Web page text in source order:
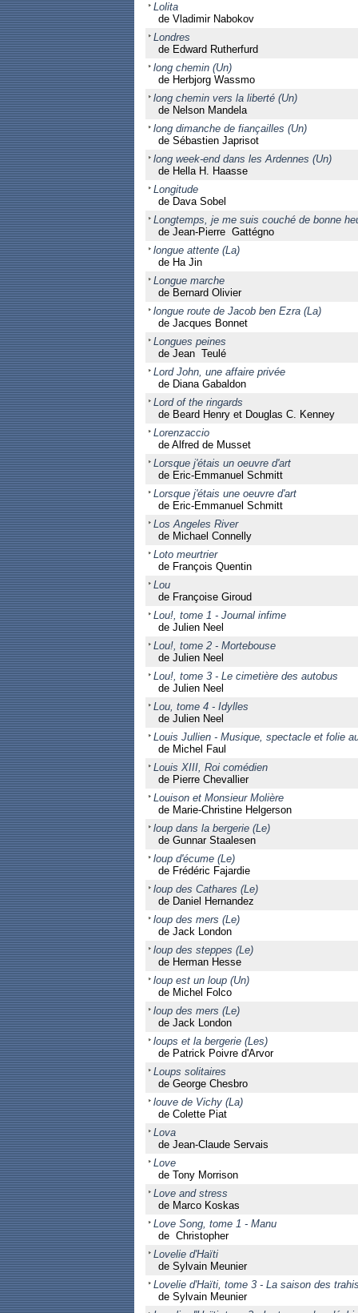
Lolita
de Vladimir Nabokov
Londres
de Edward Rutherfurd
long chemin (Un)
de Herbjorg Wassmo
long chemin vers la liberté (Un)
de Nelson Mandela
long dimanche de fiançailles (Un)
de Sébastien Japrisot
long week-end dans les Ardennes (Un)
de Hella H. Haasse
Longitude
de Dava Sobel
Longtemps, je me suis couché de bonne
de Jean-Pierre Gattégno
longue attente (La)
de Ha Jin
Longue marche
de Bernard Olivier
longue route de Jacob ben Ezra (La)
de Jacques Bonnet
Longues peines
de Jean Teulé
Lord John, une affaire privée
de Diana Gabaldon
Lord of the ringards
de Beard Henry et Douglas C. Kenney
Lorenzaccio
de Alfred de Musset
Lorsque j'étais un oeuvre d'art
de Eric-Emmanuel Schmitt
Lorsque j'étais une oeuvre d'art
de Eric-Emmanuel Schmitt
Los Angeles River
de Michael Connelly
Loto meurtrier
de François Quentin
Lou
de Françoise Giroud
Lou!, tome 1 - Journal infime
de Julien Neel
Lou!, tome 2 - Mortebouse
de Julien Neel
Lou!, tome 3 - Le cimetière des autobus
de Julien Neel
Lou, tome 4 - Idylles
de Julien Neel
Louis Jullien - Musique, spectacle et folie
de Michel Faul
Louis XIII, Roi comédien
de Pierre Chevallier
Louison et Monsieur Molière
de Marie-Christine Helgerson
loup dans la bergerie (Le)
de Gunnar Staalesen
loup d'écume (Le)
de Frédéric Fajardie
loup des Cathares (Le)
de Daniel Hernandez
loup des mers (Le)
de Jack London
loup des steppes (Le)
de Herman Hesse
loup est un loup (Un)
de Michel Folco
loup des mers (Le)
de Jack London
loups et la bergerie (Les)
de Patrick Poivre d'Arvor
Loups solitaires
de George Chesbro
louve de Vichy (La)
de Colette Piat
Lova
de Jean-Claude Servais
Love
de Tony Morrison
Love and stress
de Marco Koskas
Love Song, tome 1 - Manu
de Christopher
Lovelie d'Haïti
de Sylvain Meunier
Lovelie d'Haïti, tome 3 - La saison des
de Sylvain Meunier